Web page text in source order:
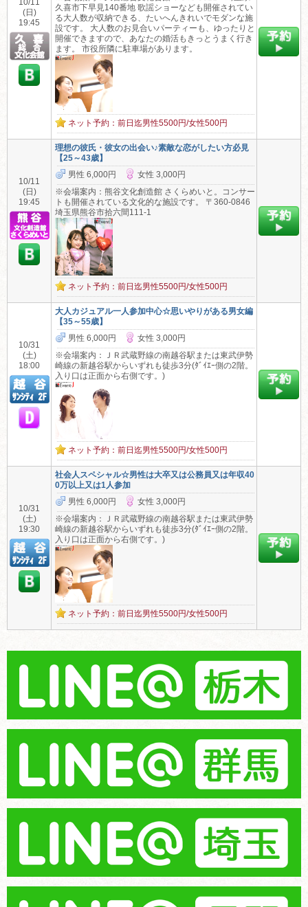
10/11
(日)
19:45
久喜市下早見140番地 歌謡ショーなども開催されてい
る大人数が収納できる、たいへんきれいでモダンな施
設です。 大人数のお見合いパーティーも、ゆったりと
開催できますので、あなたの婚活もきっとうまく行き
ます。 市役所隣に駐車場があります。
ネット予約：前日迄男性5500円/女性500円
10/11
(日)
19:45
理想の彼氏・彼女の出会い♪素敵な恋がしたい方必見
【25～43歳】
男性 6,000円
女性 3,000円
※会場案内：熊谷文化創造館 さくらめいと。コンサー
トも開催されている文化的な施設です。 〒360-0846
埼玉県熊谷市拾六間111-1
ネット予約：前日迄男性5500円/女性500円
10/31
(土)
18:00
大人カジュアル一人参加中心☆思いやりがある男女編
【35～55歳】
男性 6,000円
女性 3,000円
※会場案内：ＪＲ武蔵野線の南越谷駅または東武伊勢
崎線の新越谷駅からいずれも徒歩3分(ﾀﾞｲｴｰ側の2階。
入り口は正面から右側です。)
ネット予約：前日迄男性5500円/女性500円
10/31
(土)
19:30
社会人スペシャル☆男性は大卒又は公務員又は年収40
0万以上又は1人参加
男性 6,000円
女性 3,000円
※会場案内：ＪＲ武蔵野線の南越谷駅または東武伊勢
崎線の新越谷駅からいずれも徒歩3分(ﾀﾞｲｴｰ側の2階。
入り口は正面から右側です。)
ネット予約：前日迄男性5500円/女性500円